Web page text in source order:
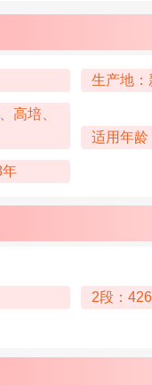
生产地：
高培、
适用年龄
年
2段：